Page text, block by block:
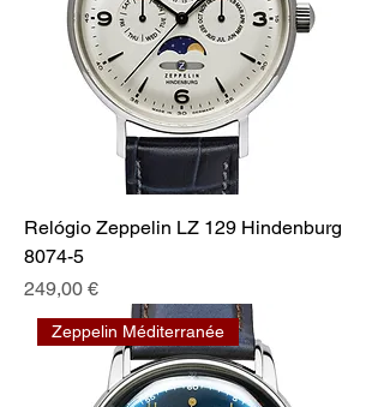
Relógio Zeppelin LZ 129 Hindenburg
8074-5
Preis
249,00 €
Zeppelin Méditerranée